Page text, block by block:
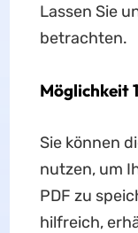
Lassen Sie
betrachten.
Möglichkeit
Sie können
nutzen, um
PDF zu
hilfreich,